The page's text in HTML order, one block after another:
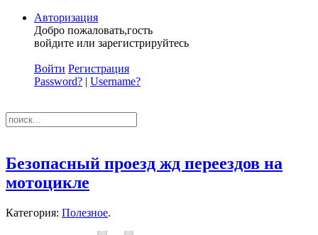
Авторизация
Добро пожаловать,гость
войдите или зарегистрируйтесь
Войти Регистрация
Password? | Username?
Безопасный проезд жд переездов на
мотоцикле
Категория: Полезное.